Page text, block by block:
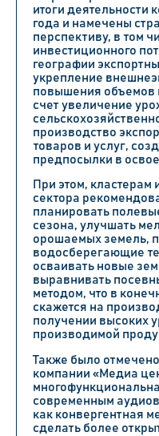
итоги деятельности
года и намечены
перспективу, в том
инвестиционного
географии
укрепление
повышения объемов
счет увеличение
производство
товаров и услуг,
предпосылки в
При этом, кластерам
сектора
планировать
сезона, улучшать
орошаемых земель,
водосберегающие
осваивать новые
выравнивать
методом, что в
скажется на
получении высоких
производимой
Также было
компании «Медиа
современным
как конвергентная
сделать более